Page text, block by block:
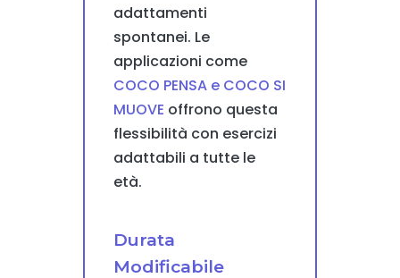
adattamenti
spontanei. Le
applicazioni come
COCO PENSA e COCO SI
MUOVE offrono questa
flessibilità con esercizi
adattabili a tutte le
età.
Durata
Modificabile